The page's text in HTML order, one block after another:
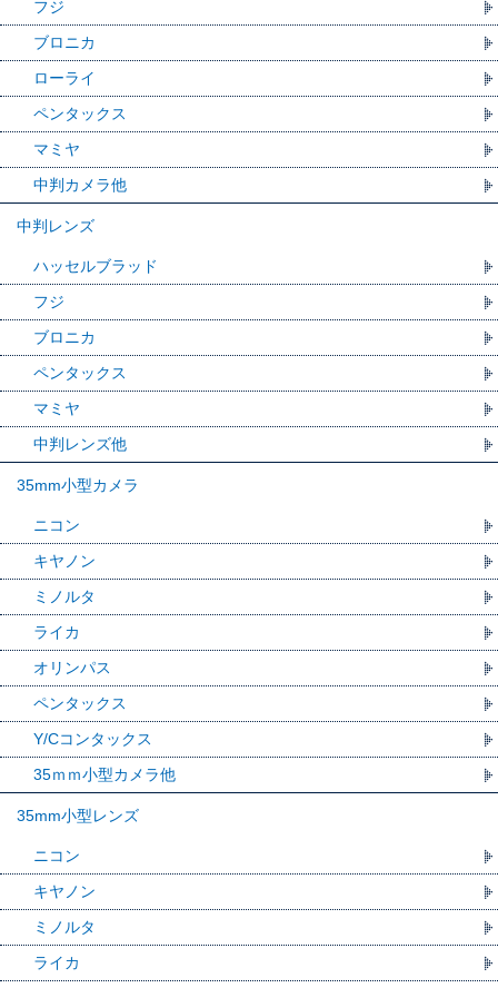
フジ
ブロニカ
ローライ
ペンタックス
マミヤ
中判カメラ他
中判レンズ
ハッセルブラッド
フジ
ブロニカ
ペンタックス
マミヤ
中判レンズ他
35mm小型カメラ
ニコン
キヤノン
ミノルタ
ライカ
オリンパス
ペンタックス
Y/Cコンタックス
35ｍｍ小型カメラ他
35mm小型レンズ
ニコン
キヤノン
ミノルタ
ライカ